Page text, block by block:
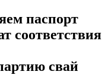
паспорт
соответствия
свай